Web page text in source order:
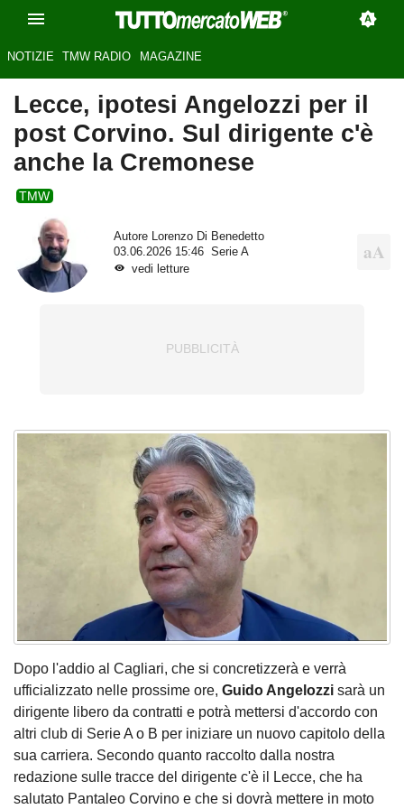
NOTIZIE TMW RADIO MAGAZINE
Lecce, ipotesi Angelozzi per il
post Corvino. Sul dirigente c'è
anche la Cremonese
TMW
Autore Lorenzo Di Benedetto
03.06.2026 15:46
Serie A
vedi letture
Dopo l'addio al Cagliari, che si concretizzerà e verrà
ufficializzato nelle prossime ore, Guido Angelozzi sarà un
dirigente libero da contratti e potrà mettersi d'accordo con
altri club di Serie A o B per iniziare un nuovo capitolo della
sua carriera. Secondo quanto raccolto dalla nostra
redazione sulle tracce del dirigente c'è il Lecce, che ha
salutato Pantaleo Corvino e che si dovrà mettere in moto